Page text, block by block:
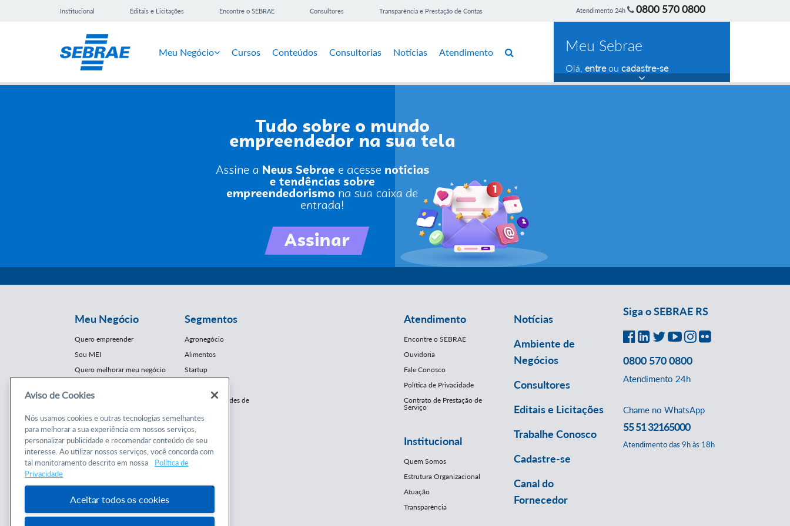
Institucional Editais e Licitações Encontre o SEBRAE Consultores Transparência e Prestação de Contas Atendimento 24h 0800 570 0800
Meu Negócio Cursos Conteúdos Consultorias Notícias Atendimento Meu Sebrae
Olá, entreou cadastre-se
Meu Negócio
Quero empreender
Sou MEI
Quero melhorar meu negócio
Cursos e
Conteúdos
Cursos
Consultorias
Programas
Segmentos
Agronegócio
Alimentos
Startup
Franquias / Redes de
Moda
Moveleiro
Saúde
Turismo
Mercopar
Atendimento
Encontre o SEBRAE
Ouvidoria
Fale Conosco
Política de Privacidade
Contrato de Prestação de
Serviço
Institucional
Quem Somos
Estrutura Organizacional
Atuação
Transparência
Notícias
Ambiente de
Negócios
Consultores
Editais e Licitações
Trabalhe Conosco
Cadastre-se
Canal do
Fornecedor
Siga o SEBRAE RS
0800 570 0800
Atendimento 24h
Chame no WhatsApp
55 51 32165000
Atendimento das 9h às 18h
Aviso de Cookies
Nós usamos cookies e outras tecnologias semelhantes
para melhorar a sua experiência em nossos serviços,
personalizar publicidade e recomendar conteúdo de seu
interesse. Ao utilizar nossos serviços, você concorda com
tal monitoramento descrito em nossa
Política de
Privacidade
Aceitar todos os cookies